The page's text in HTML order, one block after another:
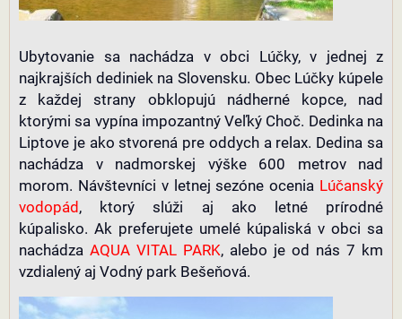
Ubytovanie sa nachádza v obci Lúčky, v jednej z
najkrajších dediniek na Slovensku. Obec Lúčky kúpele
z každej strany obklopujú nádherné kopce, nad
ktorými sa vypína impozantný Veľký Choč. Dedinka na
Liptove je ako stvorená pre oddych a relax. Dedina sa
nachádza v nadmorskej výške 600 metrov nad
morom. Návštevníci v letnej sezóne ocenia Lúčanský
vodopád , ktorý slúži aj ako letné prírodné
kúpalisko. Ak preferujete umelé kúpaliská v obci sa
nachádza AQUA VITAL PARK, alebo je od nás 7 km
vzdialený aj Vodný park Bešeňová.